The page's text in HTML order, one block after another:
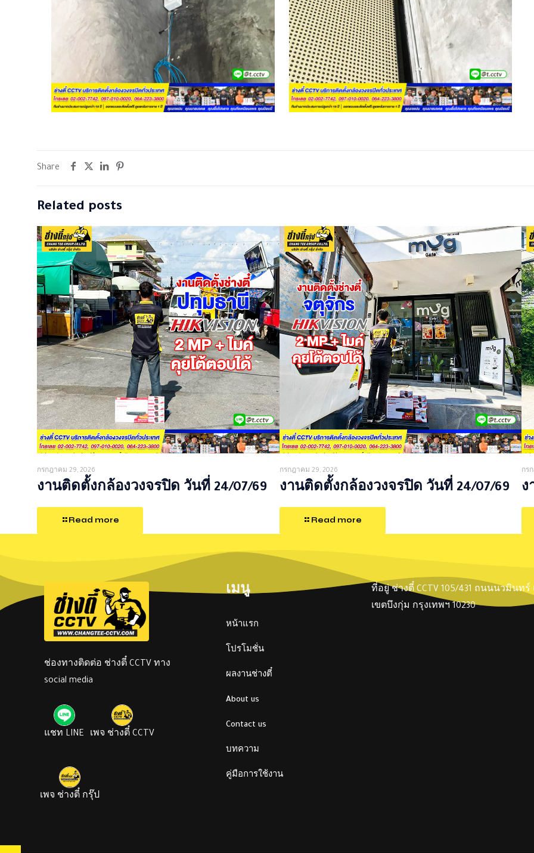
Share
Related posts
กรกฎาคม 29, 2026
งานติดตั้งกล้องวงจรปิด วันที่ 24/07/69
Read more
กรกฎาคม 29, 2026
งานติดตั้งกล้องวงจรปิด วันที่ 24/07/69
Read more
กร
ง
ช่องทางติดต่อ ช่างตี๋ CCTV ทาง
social media
แชท LINE เพจ ช่างตี๋ CCTV
เพจ ช่างตี๋ กรุ๊ป
เมนู
หน้าแรก
โปรโมชั่น
ผลงานช่างตี๋
About us
Contact us
บทความ
คู่มือการใช้งาน
ที่อยู่ ช่างตี๋ CCTV 105/431 ถนนนวมินท
เขตบึงกุ่ม กรุงเทพฯ 10230